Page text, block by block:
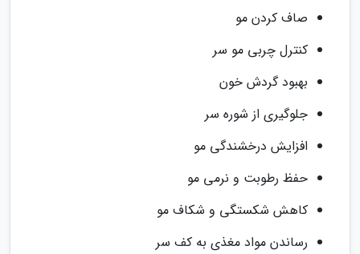
صاف کردن مو
کنترل چربی مو سر
بهبود گردش خون
جلوگیری از شوره سر
افزایش درخشندگی مو
حفظ رطوبت و نرمی مو
کاهش شکستگی و شکاف مو
رساندن مواد مغذی به کف سر